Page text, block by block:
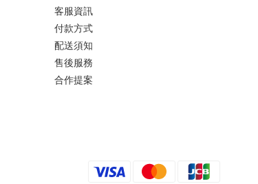
客服資訊
付款方式
配送須知
售後服務
合作提案